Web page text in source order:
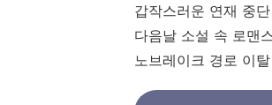
갑작스러운 연재 중
다음날 소설 속 로맨
노브레이크 경로 이